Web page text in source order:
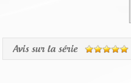
Avis sur la série